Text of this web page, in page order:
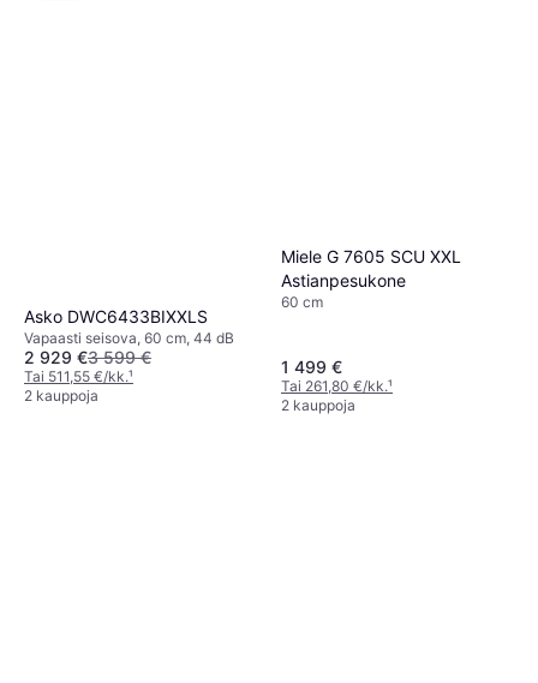
Asko DWC6433BIXXLS
Vapaasti seisova, 60 cm, 44 dB
2 929 €3 599 €
Tai 511,55 €/kk.¹
2 kauppoja
Miele G 7605 SCU XXL
Astianpesukone
60 cm
1 499 €
Tai 261,80 €/kk.¹
2 kauppoja